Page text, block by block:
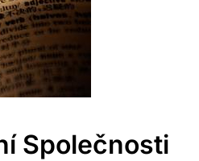
Společnosti